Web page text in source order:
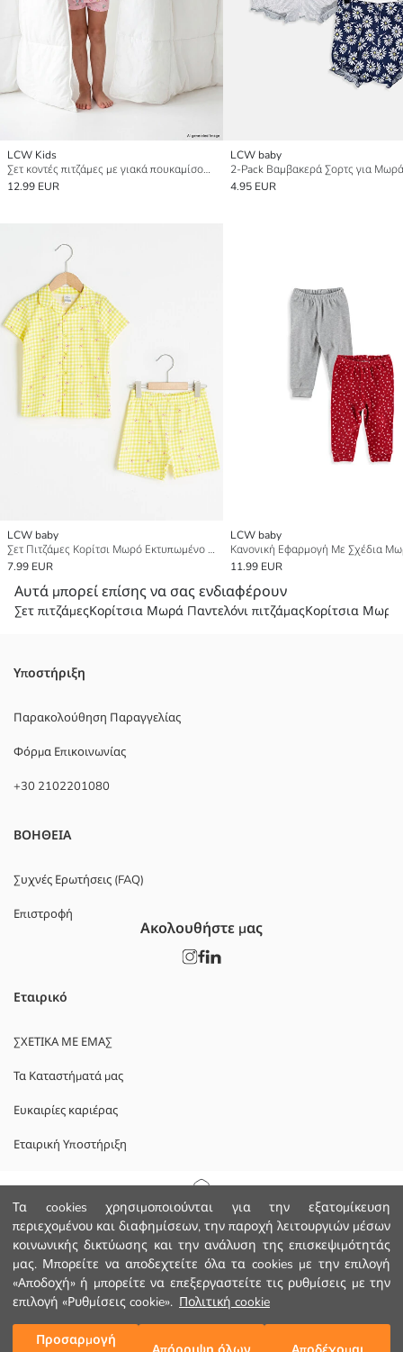
Τα cookies χρησιμοποιούνται για την εξατομίκευση
περιεχομένου και διαφημίσεων, την παροχή λειτουργιών μέσων
κοινωνικής δικτύωσης και την ανάλυση της επισκεψιμότητάς
μας. Μπορείτε να αποδεχτείτε όλα τα cookies με την επιλογή
«Αποδοχή» ή μπορείτε να επεξεργαστείτε τις ρυθμίσεις με την
επιλογή «Ρυθμίσεις cookie». Πολιτική cookie
Προσαρμογή
Αρχική Σελίδα
Κατηγορίες
Το Καλάθι μου
LCW Kids
Σετ κοντές πιτζάμες με γιακά πουκαμίσου για κορίτσια
12.99 EUR
LCW baby
4.95 EUR
LCW baby
Σετ Πιτζάμες Κορίτσι Μωρό Εκτυπωμένο Κοντό Μανίκι Λαιμός με Γιακά
7.99 EUR
LCW baby
11.99 EUR
Αυτά μπορεί επίσης να σας ενδιαφέρουν
Σετ πιτζάμεςΚορίτσια Μωρά Пαντελόνι πιτζάμαςΚορίτσια Μωρά
1
Υποστήριξη
Παρακολούθηση Παραγγελίας
Φόρμα Επικοινωνίας
+30 2102201080
ΒΟΗΘΕΙΑ
Συχνές Ερωτήσεις (FAQ)
Επιστροφή
Εταιρικό
ΣΧΕΤΙΚΑ ΜΕ ΕΜΑΣ
Τα Καταστήματά μας
Ευκαιρίες καριέρας
Εταιρική Υποστήριξη
Πολιτική Απορρήτου και Ασφάλειας Δεδομένων
Οροι χρήσης
Κατεβάστε την εφαρμογή μας.
Ακολουθήστε μας